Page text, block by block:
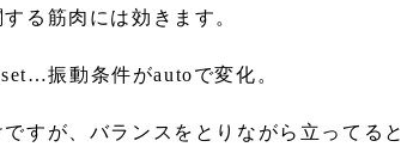
る筋肉には効きます。
振動条件がautoで変化。
ですが、バランスをとりながら立ってると